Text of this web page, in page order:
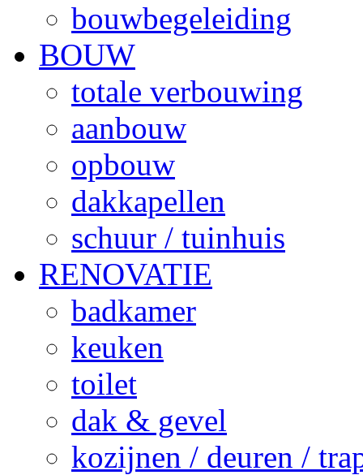
bouwbegeleiding
BOUW
totale verbouwing
aanbouw
opbouw
dakkapellen
schuur / tuinhuis
RENOVATIE
badkamer
keuken
toilet
dak & gevel
kozijnen / deuren /